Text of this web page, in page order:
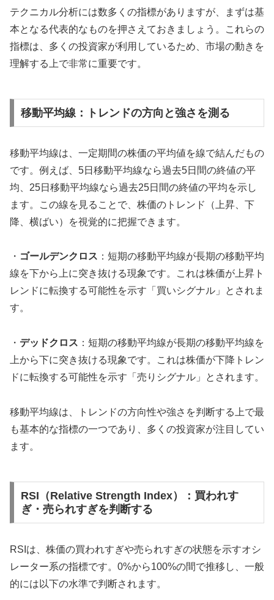
テクニカル分析には数多くの指標がありますが、まずは基
本となる代表的なものを押さえておきましょう。これらの
指標は、多くの投資家が利用しているため、市場の動きを
理解する上で非常に重要です。
移動平均線：トレンドの方向と強さを測る
移動平均線は、一定期間の株価の平均値を線で結んだもの
です。例えば、5日移動平均線なら過去5日間の終値の平
均、25日移動平均線なら過去25日間の終値の平均を示し
ます。この線を見ることで、株価のトレンド（上昇、下
降、横ばい）を視覚的に把握できます。
・ ゴールデンクロス ：短期の移動平均線が長期の移動平均
線を下から上に突き抜ける現象です。これは株価が上昇ト
レンドに転換する可能性を示す「買いシグナル」とされま
す。
・ デッドクロス ：短期の移動平均線が長期の移動平均線を
上から下に突き抜ける現象です。これは株価が下降トレン
ドに転換する可能性を示す「売りシグナル」とされます。
移動平均線は、トレンドの方向性や強さを判断する上で最
も基本的な指標の一つであり、多くの投資家が注目してい
ます。
RSI（Relative Strength Index）：買われす
ぎ・売られすぎを判断する
RSIは、株価の買われすぎや売られすぎの状態を示すオシ
レーター系の指標です。0%から100%の間で推移し、一般
的には以下の水準で判断されます。